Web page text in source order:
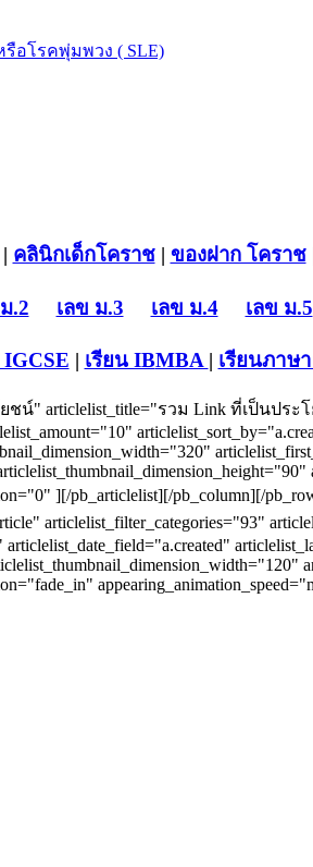
| คลินิกเด็กโคราช| ของฝาก โคราช
.2 เลข ม.3 เลข ม.4 เลข ม.5
IGCSE | เรียน IBMBA | เรียนภาษ
น์" articlelist_title="รวม Link ที่เป็นประโ
][/pb_articlelist][/pb_column][/
articlelist_filter_categories="93"